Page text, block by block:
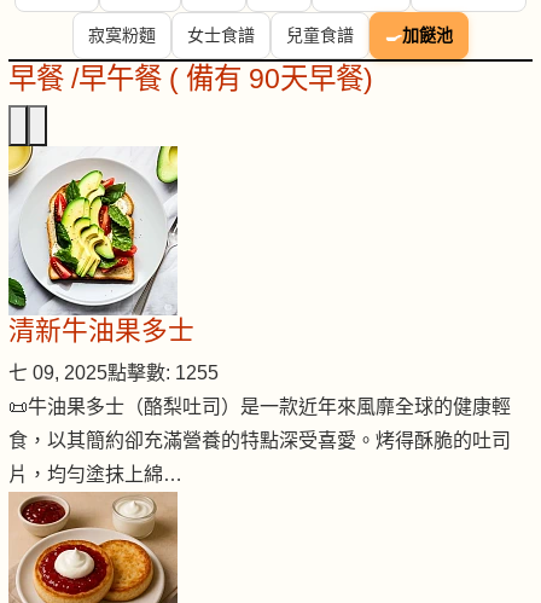
寂寞粉麵 女士食譜 兒童食譜 🍳加餸池
早餐 /早午餐 ( 備有 90天早餐)
清新牛油果多士
七 09, 2025點擊數: 1255
📜牛油果多士（酪梨吐司）是一款近年來風靡全球的健康輕
食，以其簡約卻充滿營養的特點深受喜愛。烤得酥脆的吐司
片，均勻塗抹上綿…